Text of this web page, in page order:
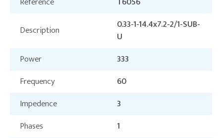
Description
0.33-1-14.4x7.2-2/1-SUB-
U
Power
333
Frequency
60
Impedence
3
Phases
1